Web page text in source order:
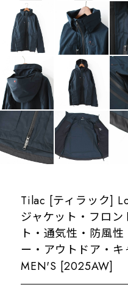
Tilac [ティラック]
ジャケット・フロ
ト・通気性・防風
ー・アウトドア・キ
MEN'S [2025AW]